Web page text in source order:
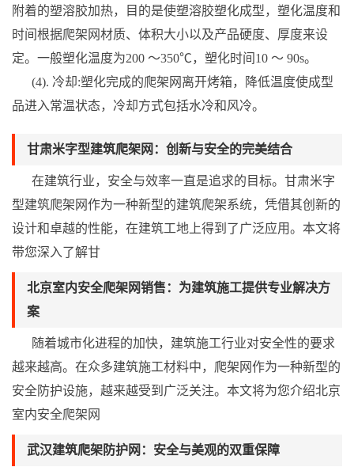
附着的塑溶胶加热，目的是使塑溶胶塑化成型，塑化温度和
时间根据爬架网材质、体积大小以及产品硬度、厚度来设
定。一般塑化温度为200 ～350℃，塑化时间10 ～ 90s。
(4). 冷却:塑化完成的爬架网离开烤箱，降低温度使成型
品进入常温状态，冷却方式包括水冷和风冷。
甘肃米字型建筑爬架网：创新与安全的完美结合
在建筑行业，安全与效率一直是追求的目标。甘肃米字
型建筑爬架网作为一种新型的建筑爬架系统，凭借其创新的
设计和卓越的性能，在建筑工地上得到了广泛应用。本文将
带您深入了解甘
北京室内安全爬架网销售：为建筑施工提供专业解决方
案
随着城市化进程的加快，建筑施工行业对安全性的要求
越来越高。在众多建筑施工材料中，爬架网作为一种新型的
安全防护设施，越来越受到广泛关注。本文将为您介绍北京
室内安全爬架网
武汉建筑爬架防护网：安全与美观的双重保障